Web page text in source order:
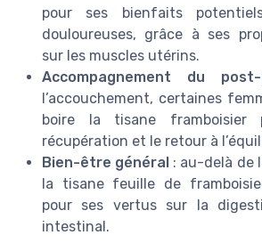
pour ses bienfaits
douloureuses, grâce à ses
sur les muscles utérins.
Accompagnement du post-
l’accouchement, certaines
boire la tisane framboisier
récupération et le retour à
Bien-être général : au-delà de
la tisane feuille de
pour ses vertus sur la
intestinal.